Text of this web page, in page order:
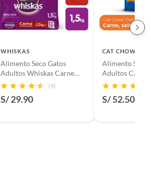
WHISKAS
Alimento Seco Gatos
Adultos Whiskas Carne
Bolsa 1.5 Kg
(4)
S/ 29.90
CAT CHOW
Alimento Seco
Adultos Cat
Mix Bolsa 3 Kg
S/ 52.50